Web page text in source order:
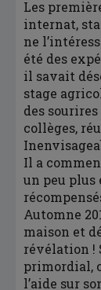
Les
internat,
ne
été des
il savait
stage
des
collèges,
Il a
un peu plus
Automne
maison et
révélation !
primordial,
l’aide sur